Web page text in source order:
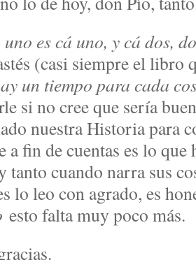
uno es cá uno, y cá dos,
(casi siempre el libro
un tiempo para cada
si no cree que sería
nuestra Historia para
a fin de cuentas es lo que
tanto cuando narra sus
lo leo con agrado, es
esto falta muy poco más.